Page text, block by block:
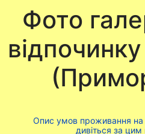
Фото
Опис умов проживання на
дивіться за